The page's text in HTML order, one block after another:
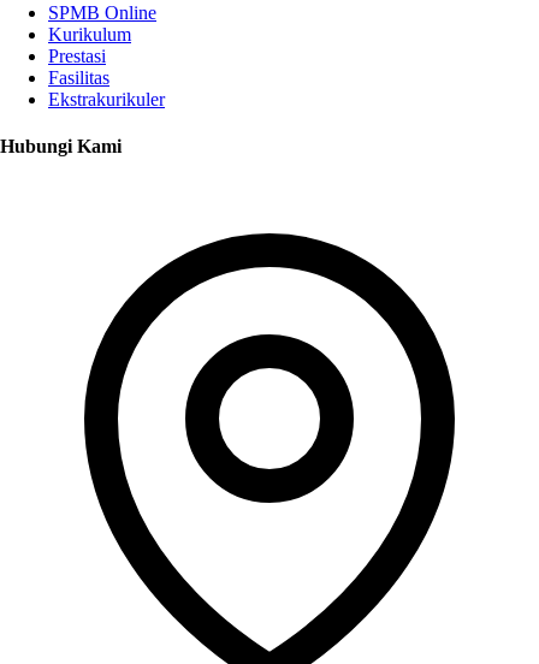
SPMB Online
Kurikulum
Prestasi
Fasilitas
Ekstrakurikuler
Hubungi Kami